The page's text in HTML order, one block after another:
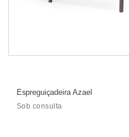
Espreguiçadeira Azael
Sob consulta